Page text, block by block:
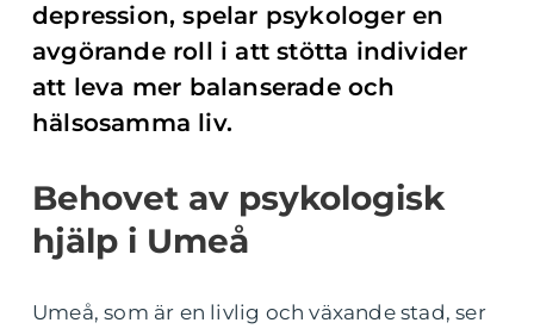
depression, spelar psykologer en
avgörande roll i att stötta individer
att leva mer balanserade och
hälsosamma liv.
Behovet av psykologisk
hjälp i Umeå
Umeå, som är en livlig och växande stad, ser